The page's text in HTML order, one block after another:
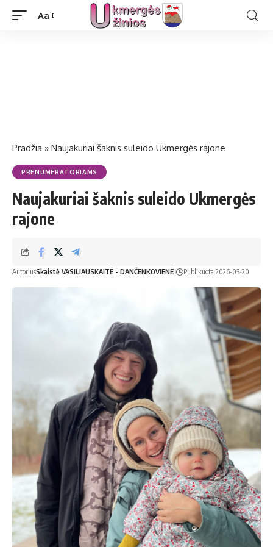
Aa
Pradžia » Naujakuriai šaknis suleido Ukmergės rajone
PRENUMERATORIAMS
Naujakuriai šaknis suleido Ukmergės
rajone
AutoriusSkaistė VASILIAUSKAITĖ - DANČENKOVIENĖ Publikuota 2026-03-20